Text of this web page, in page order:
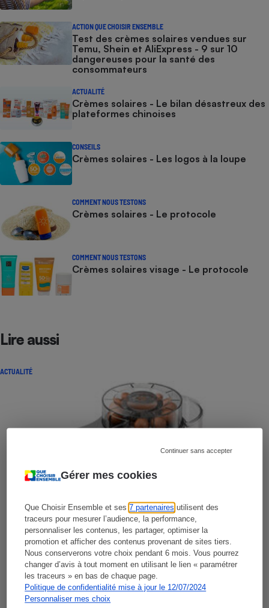
Gérer mes cookies
Que Choisir Ensemble et ses7 partenaires utilisent des
traceurs pour mesurer l’audience, la performance,
personnaliser les contenus, les partager, optimiser la
promotion et afficher des contenus provenant de sites tiers.
Nous conserverons votre choix pendant 6 mois. Vous pourrez
changer d’avis à tout moment en utilisant le lien « paramétrer
les traceurs » en bas de chaque page.
Politique de confidentialité mise à jour le 12/07/2024
Personnaliser mes choix
Continuer sans accepter
ACTION QUE CHOISIR ENSEMBLE
Test des crèmes solaires vendues sur
Temu, Shein et AliExpress - 9 sur 10
dangereuses pour la santé des
consommateurs
ACTUALITÉ
Crèmes solaires - Le bilan désastreux des
plateformes chinoises
CONSEILS
Crèmes solaires - Les logos à la loupe
COMMENT NOUS TESTONS
Crèmes solaires - Le protocole
COMMENT NOUS TESTONS
Crèmes solaires visage - Le protocole
Lire aussi
ACTUALITÉ